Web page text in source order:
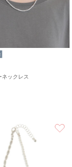
ネックレス